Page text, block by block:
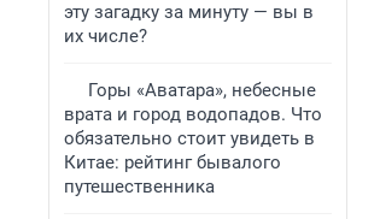
эту загадку за минуту — вы в
их числе?
Горы «Аватара», небесные
врата и город водопадов. Что
обязательно стоит увидеть в
Китае: рейтинг бывалого
путешественника